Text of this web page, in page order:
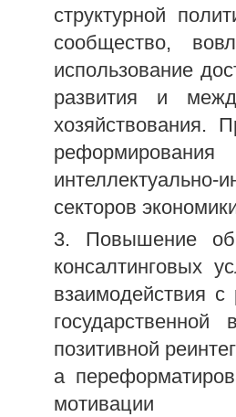
структурной
сообщество,
использование
развития и
хозяйствования.
секторов
3. Повышение
консалтинговых
взаимодействия
позитивной
а
мотивации